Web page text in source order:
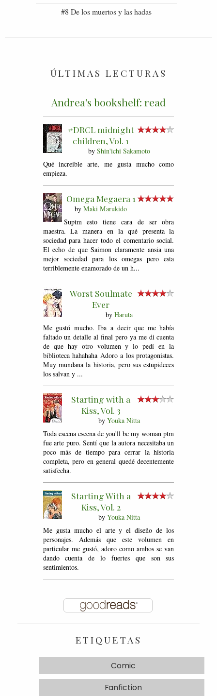
#8 De los muertos y las hadas
ÚLTIMAS LECTURAS
Andrea's bookshelf: read
#DRCL midnight
children, Vol. 1
by Shin'ichi Sakamoto
Qué increíble arte, me gusta mucho como
empieza.
Omega Megaera 1
by Maki Marukido
Suptm esto tiene cara de ser obra
maestra. La manera en la qué presenta la
sociedad para hacer todo el comentario social.
El echo de que Saimon claramente ansia una
mejor sociedad para los omegas pero esta
terriblemente enamorado de un h...
Worst Soulmate
Ever
by Haruta
Me gustó mucho. Iba a decir que me había
faltado un detalle al final pero ya me di cuenta
de que hay otro volumen y lo pedí en la
biblioteca hahahaha Adoro a los protagonistas.
Muy mundana la historia, pero sus estupideces
los salvan y ...
Starting with a
Kiss, Vol. 3
by Youka Nitta
Toda escena escena de you'll be my woman ptm
fue arte puro. Sentí que la autora necesitaba un
poco más de tiempo para cerrar la historia
completa, pero en general quedé decentemente
satisfecha.
Starting With a
Kiss, Vol. 2
by Youka Nitta
Me gusta mucho el arte y el diseño de los
personajes. Además que este volumen en
particular me gustó, adoro como ambos se van
dando cuenta de lo fuertes que son sus
sentimientos.
ETIQUETAS
Comic
Fanfiction